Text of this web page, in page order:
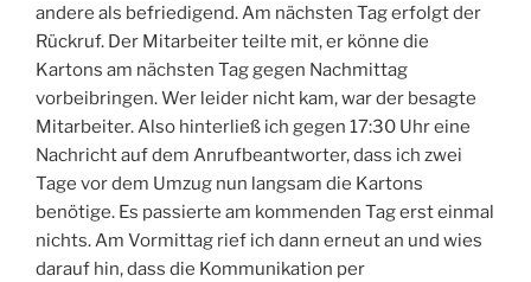
andere als befriedigend. Am nächsten Tag erfolgt der
Rückruf. Der Mitarbeiter teilte mit, er könne die
Kartons am nächsten Tag gegen Nachmittag
vorbeibringen. Wer leider nicht kam, war der besagte
Mitarbeiter. Also hinterließ ich gegen 17:30 Uhr eine
Nachricht auf dem Anrufbeantworter, dass ich zwei
Tage vor dem Umzug nun langsam die Kartons
benötige. Es passierte am kommenden Tag erst einmal
nichts. Am Vormittag rief ich dann erneut an und wies
darauf hin, dass die Kommunikation per